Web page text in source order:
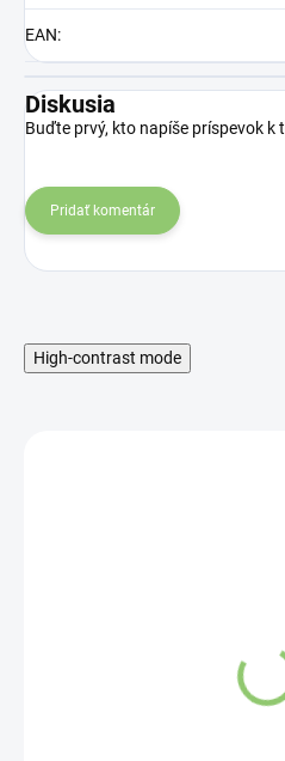
EAN:
Diskusia
Buďte prvý, kto napíše príspevok k
Pridať komentár
High-contrast mode
GymBeam Pásky na